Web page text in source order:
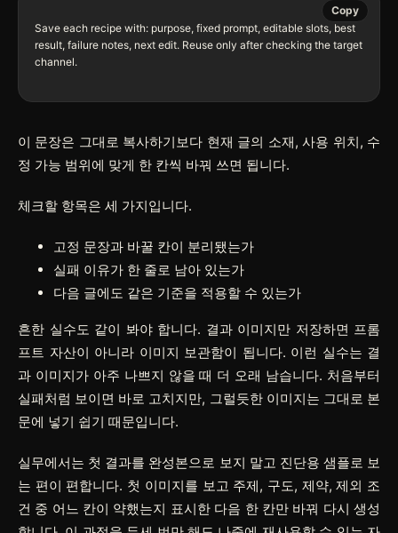
Save each recipe with: purpose, fixed prompt, editable slots, best
result, failure notes, next edit. Reuse only after checking the target
channel.
Copy
이 문장은 그대로 복사하기보다 현재 글의 소재, 사용 위치, 수
정 가능 범위에 맞게 한 칸씩 바꿔 쓰면 됩니다.
체크할 항목은 세 가지입니다.
고정 문장과 바꿀 칸이 분리됐는가
실패 이유가 한 줄로 남아 있는가
다음 글에도 같은 기준을 적용할 수 있는가
흔한 실수도 같이 봐야 합니다. 결과 이미지만 저장하면 프롬
프트 자산이 아니라 이미지 보관함이 됩니다. 이런 실수는 결
과 이미지가 아주 나쁘지 않을 때 더 오래 남습니다. 처음부터
실패처럼 보이면 바로 고치지만, 그럴듯한 이미지는 그대로 본
문에 넣기 쉽기 때문입니다.
실무에서는 첫 결과를 완성본으로 보지 말고 진단용 샘플로 보
는 편이 편합니다. 첫 이미지를 보고 주제, 구도, 제약, 제외 조
건 중 어느 칸이 약했는지 표시한 다음 한 칸만 바꿔 다시 생성